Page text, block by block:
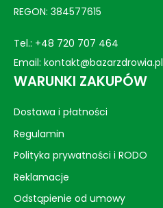
REGON: 384577615
Tel.: +48 720 707 464
Email: kontakt@bazarzdrowia.pl
WARUNKI ZAKUPÓW
Dostawa i płatności
Regulamin
Polityka prywatności i RODO
Reklamacje
Odstąpienie od umowy